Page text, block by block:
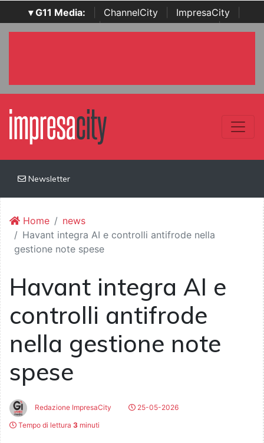
▾ G11 Media: ChannelCity ImpresaCity
SecurityOpenLab | Italian Channel Awards | Italian
Newsletter
Home
news
Havant integra AI e controlli antifrode nella
gestione note spese
Havant integra AI e
controlli antifrode
nella gestione note
spese
Redazione ImpresaCity
25-05-2026
Tempo di lettura 3 minuti